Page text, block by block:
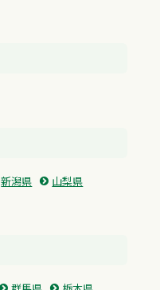
新潟県
山梨県